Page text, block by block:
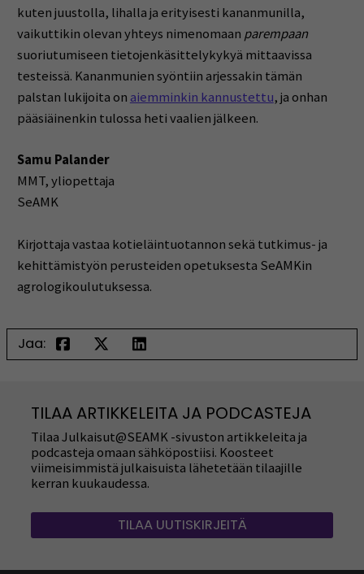
kuten juustolla, lihalla ja erityisesti kananmunilla,
vaikuttikin olevan yhteys nimenomaan parempaan
suoriutumiseen tietojenkäsittelykykyä mittaavissa
testeissä. Kananmunien syöntiin arjessakin tämän
palstan lukijoita on aiemminkin kannustettu, ja onhan
pääsiäinenkin tulossa heti vaalien jälkeen.
Samu Palander
MMT, yliopettaja
SeAMK
Kirjottaja vastaa kotieläintuotannon sekä tutkimus- ja
kehittämistyön perusteiden opetuksesta SeAMKin
agrologikoulutuksessa.
Jaa:
TILAA ARTIKKELEITA JA PODCASTEJA
Tilaa Julkaisut@SEAMK -sivuston artikkeleita ja
podcasteja omaan sähköpostiisi. Koosteet
viimeisimmistä julkaisuista lähetetään tilaajille
kerran kuukaudessa.
TILAA UUTISKIRJEITÄ